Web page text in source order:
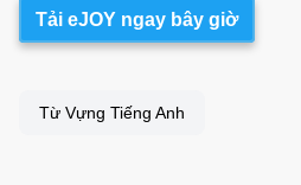
Tải eJOY ngay bây giờ
Từ Vựng Tiếng Anh